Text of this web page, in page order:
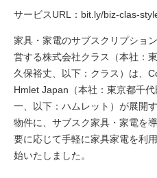
サービスURL： bit.ly/biz-clas-
家具・家電のサブスクリプショ
営する株式会社クラス（本社：
久保裕丈、以下：クラス）は、
Hmlet Japan（本社：東京都千
一、以下：ハムレット）が展開
物件に、サブスク家具・家電を
要に応じて手軽に家具家電を利
始いたしました。